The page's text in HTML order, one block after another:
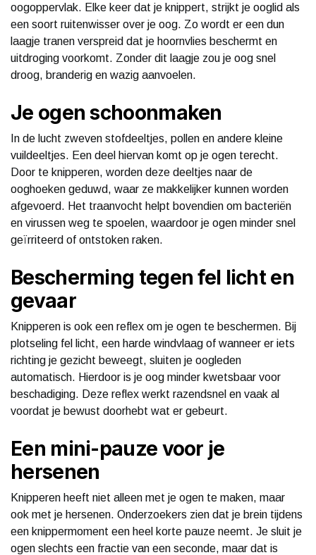
oogoppervlak. Elke keer dat je knippert, strijkt je ooglid als
een soort ruitenwisser over je oog. Zo wordt er een dun
laagje tranen verspreid dat je hoornvlies beschermt en
uitdroging voorkomt. Zonder dit laagje zou je oog snel
droog, branderig en wazig aanvoelen.
Je ogen schoonmaken
In de lucht zweven stofdeeltjes, pollen en andere kleine
vuildeeltjes. Een deel hiervan komt op je ogen terecht.
Door te knipperen, worden deze deeltjes naar de
ooghoeken geduwd, waar ze makkelijker kunnen worden
afgevoerd. Het traanvocht helpt bovendien om bacteriën
en virussen weg te spoelen, waardoor je ogen minder snel
geïrriteerd of ontstoken raken.
Bescherming tegen fel licht en
gevaar
Knipperen is ook een reflex om je ogen te beschermen. Bij
plotseling fel licht, een harde windvlaag of wanneer er iets
richting je gezicht beweegt, sluiten je oogleden
automatisch. Hierdoor is je oog minder kwetsbaar voor
beschadiging. Deze reflex werkt razendsnel en vaak al
voordat je bewust doorhebt wat er gebeurt.
Een mini-pauze voor je
hersenen
Knipperen heeft niet alleen met je ogen te maken, maar
ook met je hersenen. Onderzoekers zien dat je brein tijdens
een knippermoment een heel korte pauze neemt. Je sluit je
ogen slechts een fractie van een seconde, maar dat is